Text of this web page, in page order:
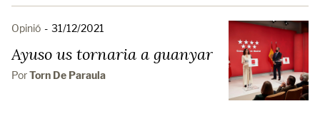
Opinió - 31/12/2021
Ayuso us tornaria a guanyar
PorTorn De Paraula